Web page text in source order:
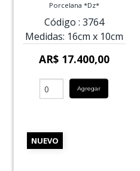
Porcelana *Dz*
Código : 3764
Medidas: 16cm x 10cm
AR$ 17.400,00
Agregar
NUEVO